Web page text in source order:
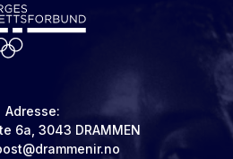
Adresse:
6a, 3043 DRAMMEN